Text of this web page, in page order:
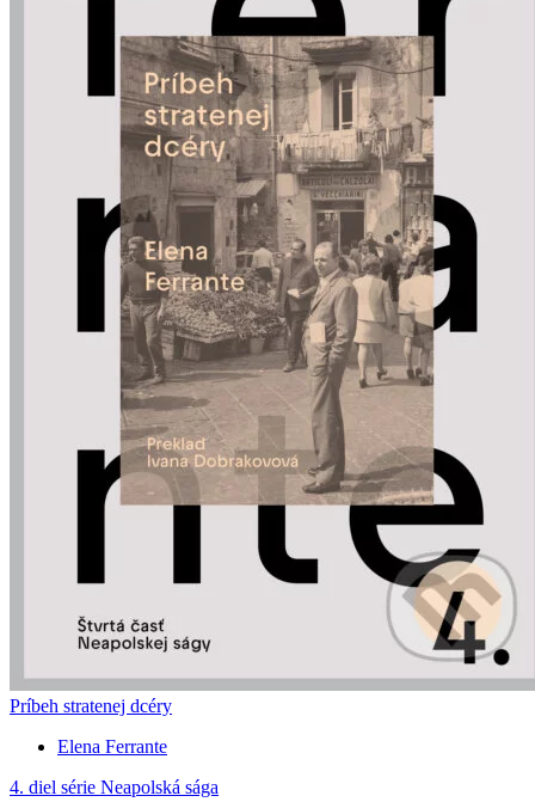
Príbeh stratenej dcéry
Elena Ferrante
4. diel série Neapolská sága